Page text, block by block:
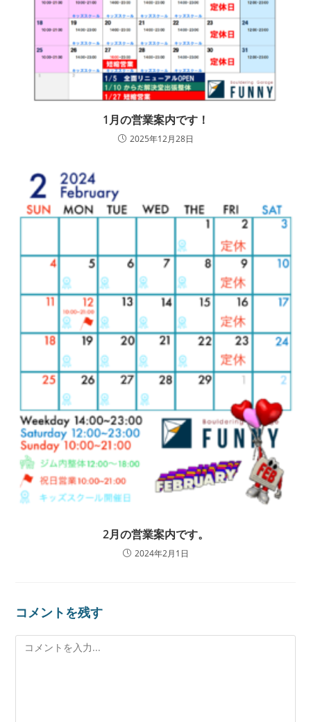
1月の営業案内です！
2025年12月28日
2月の営業案内です。
2024年2月1日
コメントを残す